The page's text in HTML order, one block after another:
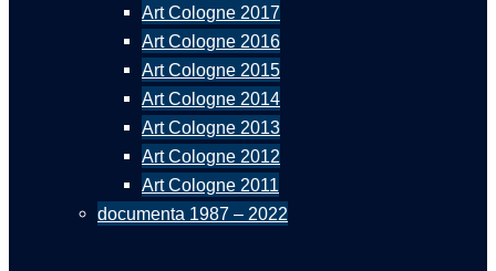
Art Cologne 2017
Art Cologne 2016
Art Cologne 2015
Art Cologne 2014
Art Cologne 2013
Art Cologne 2012
Art Cologne 2011
documenta 1987 – 2022